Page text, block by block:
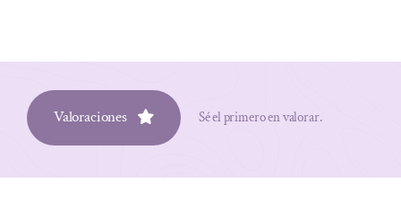
Valoraciones Sé el primero en valorar.